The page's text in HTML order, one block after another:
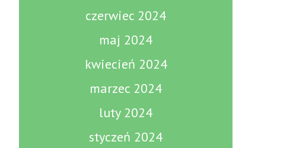
czerwiec 2024
maj 2024
kwiecień 2024
marzec 2024
luty 2024
styczeń 2024